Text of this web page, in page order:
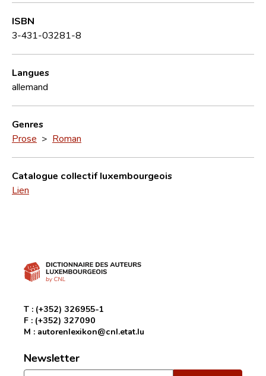
ISBN
3-431-03281-8
Langues
allemand
Genres
Prose > Roman
Catalogue collectif luxembourgeois
Lien
T : (+352) 326955-1
F : (+352) 327090
M : autorenlexikon@cnl.etat.lu
Newsletter